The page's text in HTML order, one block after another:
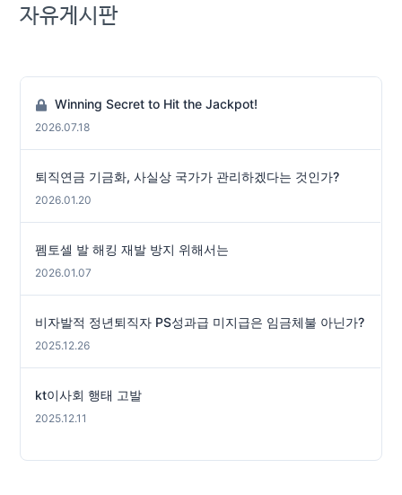
자유게시판
Winning Secret to Hit the Jackpot!
2026.07.18
퇴직연금 기금화, 사실상 국가가 관리하겠다는 것인가?
2026.01.20
펨토셀 발 해킹 재발 방지 위해서는
2026.01.07
비자발적 정년퇴직자 PS성과급 미지급은 임금체불 아닌가?
2025.12.26
kt이사회 행태 고발
2025.12.11